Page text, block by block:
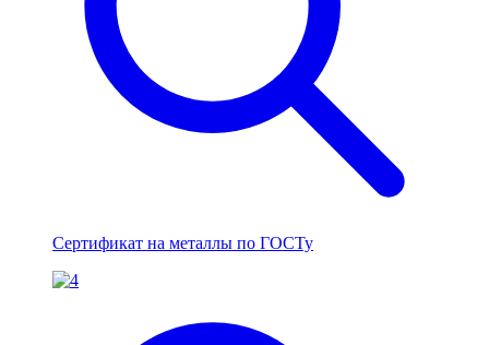
Сертификат на металлы по ГОСТу